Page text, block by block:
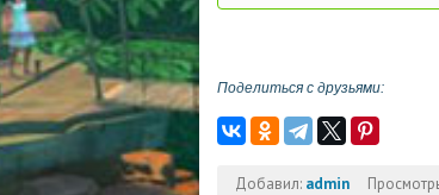
Поделиться с друзьями:
Добавил: admin